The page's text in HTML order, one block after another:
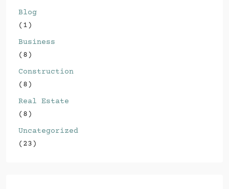
Blog
(1)
Business
(8)
Construction
(8)
Real Estate
(8)
Uncategorized
(23)